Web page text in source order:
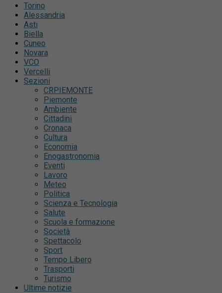
Torino
Alessandria
Asti
Biella
Cuneo
Novara
VCO
Vercelli
Sezioni
CRPIEMONTE
Piemonte
Ambiente
Cittadini
Cronaca
Cultura
Economia
Enogastronomia
Eventi
Lavoro
Meteo
Politica
Scienza e Tecnologia
Salute
Scuola e formazione
Società
Spettacolo
Sport
Tempo Libero
Trasporti
Turismo
Ultime notizie